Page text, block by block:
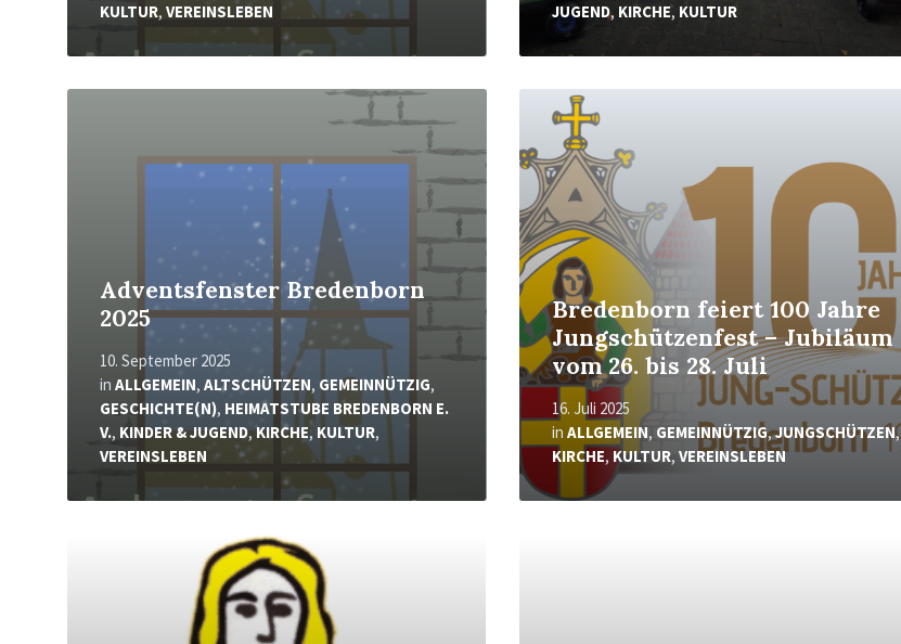
KULTUR, VEREINSLEBEN
JUGEND, KIRCHE, KULTUR
Adventsfenster Bredenborn
2025
10. September 2025
in ALLGEMEIN, ALTSCHÜTZEN, GEMEINNÜTZIG,
GESCHICHTE(N), HEIMATSTUBE BREDENBORN E.
V., KINDER & JUGEND,KIRCHE, KULTUR,
VEREINSLEBEN
Mehr
Bredenborn feiert 100 Jahre
Jungschützenfest – Jubiläum
vom 26. bis 28. Juli
16. Juli 2025
in ALLGEMEIN, GEMEINNÜTZIG,JUNGSCHÜTZEN,
KIRCHE, KULTUR, VEREINSLEBEN
Mehr
erfahren